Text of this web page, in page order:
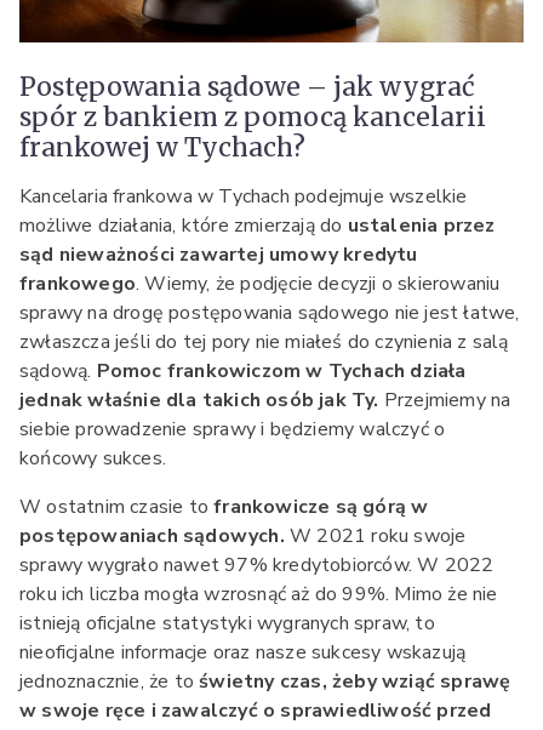
Postępowania sądowe – jak wygrać
spór z bankiem z pomocą kancelarii
frankowej w Tychach?
Kancelaria frankowa w Tychach podejmuje wszelkie
możliwe działania, które zmierzają do ustalenia przez
sąd nieważności zawartej umowy kredytu
frankowego. Wiemy, że podjęcie decyzji o skierowaniu
sprawy na drogę postępowania sądowego nie jest łatwe,
zwłaszcza jeśli do tej pory nie miałeś do czynienia z salą
sądową. Pomoc frankowiczom w Tychach działa
jednak właśnie dla takich osób jak Ty. Przejmiemy na
siebie prowadzenie sprawy i będziemy walczyć o
końcowy sukces.
W ostatnim czasie tofrankowicze są górą w
postępowaniach sądowych. W 2021 roku swoje
sprawy wygrało nawet 97% kredytobiorców. W 2022
roku ich liczba mogła wzrosnąć aż do 99%. Mimo że nie
istnieją oficjalne statystyki wygranych spraw, to
nieoficjalne informacje oraz nasze sukcesy wskazują
jednoznacznie, że toświetny czas, żeby wziąć sprawę
w swoje ręce i zawalczyć o sprawiedliwość przed